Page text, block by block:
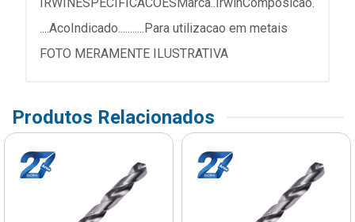
....AcoIndicado...........Para utilizacao em metais
FOTO MERAMENTE ILUSTRATIVA
Produtos Relacionados